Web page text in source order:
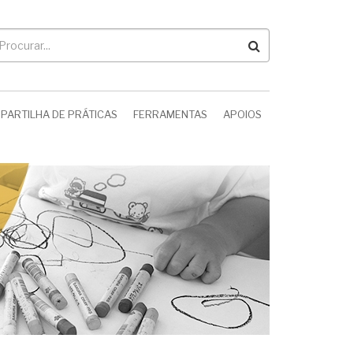
PARTILHA DE PRÁTICAS FERRAMENTAS APOIOS